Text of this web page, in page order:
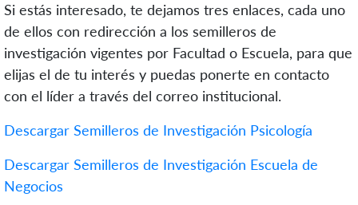
Si estás interesado, te dejamos tres enlaces, cada uno
de ellos con redirección a los semilleros de
investigación vigentes por Facultad o Escuela, para que
elijas el de tu interés y puedas ponerte en contacto
con el líder a través del correo institucional.
Descargar Semilleros de Investigación Psicología
Descargar Semilleros de Investigación Escuela de
Negocios